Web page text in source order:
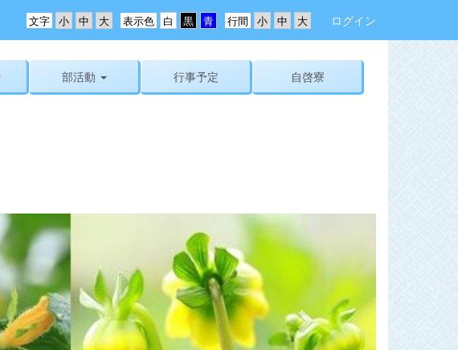
行間
表示色
文字 ログイン
部活動 行事予定 自啓寮
e
x
t